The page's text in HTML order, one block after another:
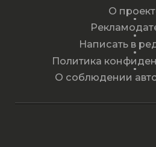
О
Написать в
Политика
О соблюдении